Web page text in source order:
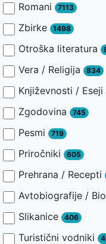
Romani 7113
Zbirke 1498
Otroška literatura
Vera / Religija 834
Književnosti /
Zgodovina
745
Pesmi 719
Priročniki 605
Prehrana / Recepti
Avtobiografije /
Slikanice 406
Turistični vodniki